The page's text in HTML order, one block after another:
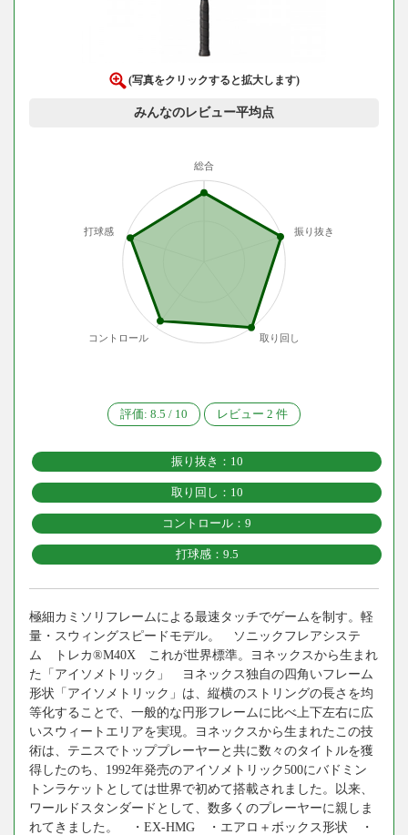
(写真をクリックすると拡大します)
みんなのレビュー平均点
総合
振り抜き
取り回し
コントロール
打球感
評価: 8.5 / 10 レビュー 2 件
振り抜き：10
取り回し：10
コントロール：9
打球感：9.5
極細カミソリフレームによる最速タッチでゲームを制す。軽
量・スウィングスピードモデル。 ソニックフレアシステ
ム トレカ®M40X これが世界標準。ヨネックスから生まれ
た「アイソメトリック」 ヨネックス独自の四角いフレーム
形状「アイソメトリック」は、縦横のストリングの長さを均
等化することで、一般的な円形フレームに比べ上下左右に広
いスウィートエリアを実現。ヨネックスから生まれたこの技
術は、テニスでトッププレーヤーと共に数々のタイトルを獲
得したのち、1992年発売のアイソメトリック500にバドミン
トンラケットとしては世界で初めて搭載されました。以来、
ワールドスタンダードとして、数多くのプレーヤーに親しま
れてきました。 ・EX-HMG ・エアロ＋ボックス形状 ・